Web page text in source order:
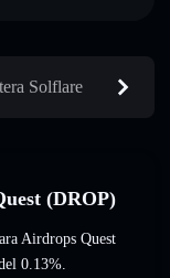
Solflare
(DROP)
Airdrops Quest
0.13%.